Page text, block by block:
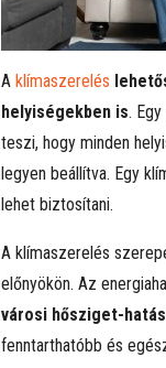
A klímaszerelés
helyiségekben is.
teszi, hogy minden
legyen beállítva. Egy
lehet biztosítani.
A klímaszerelés
előnyökön. Az
városi hősziget-
fenntarthatóbb és